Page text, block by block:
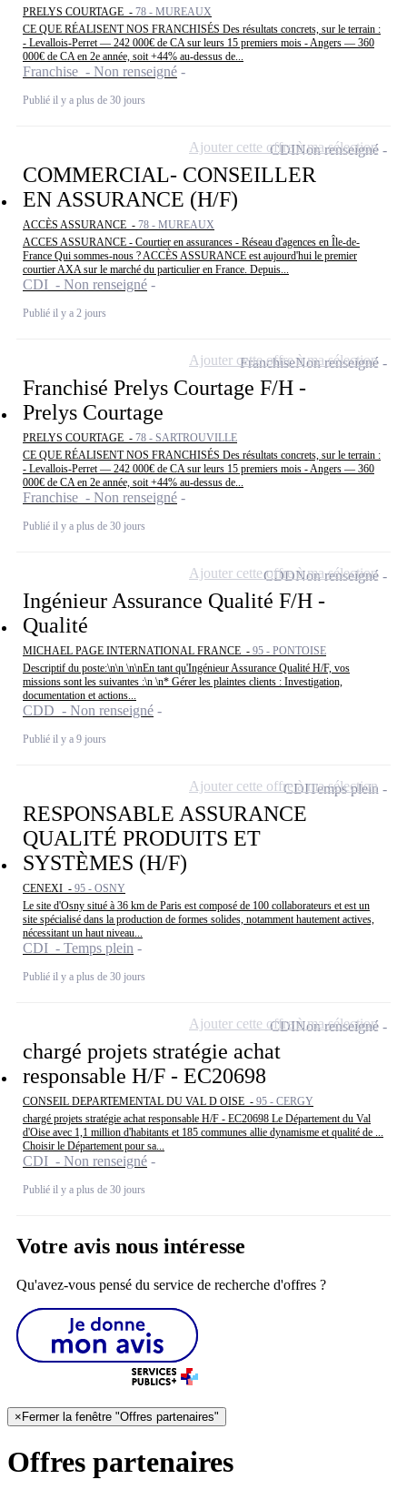
PRELYS COURTAGE - 78 - MUREAUX
CE QUE RÉALISENT NOS FRANCHISÉS Des résultats concrets, sur le terrain :
- Levallois-Perret — 242 000€ de CA sur leurs 15 premiers mois - Angers — 360
000€ de CA en 2e année, soit +44% au-dessus de...
Franchise - Non renseigné
Publié il y a plus de 30 jours
COMMERCIAL- CONSEILLER
EN ASSURANCE (H/F)
ACCÈS ASSURANCE - 78 - MUREAUX
ACCES ASSURANCE - Courtier en assurances - Réseau d'agences en Île-de-
France Qui sommes-nous ? ACCÈS ASSURANCE est aujourd'hui le premier
courtier AXA sur le marché du particulier en France. Depuis...
CDI - Non renseigné
Publié il y a 2 jours
CDINon renseigné
Ajouter cette offre à ma sélection
Franchisé Prelys Courtage F/H -
Prelys Courtage
PRELYS COURTAGE - 78 - SARTROUVILLE
CE QUE RÉALISENT NOS FRANCHISÉS Des résultats concrets, sur le terrain :
- Levallois-Perret — 242 000€ de CA sur leurs 15 premiers mois - Angers — 360
000€ de CA en 2e année, soit +44% au-dessus de...
Franchise - Non renseigné
Publié il y a plus de 30 jours
FranchiseNon renseigné
Ajouter cette offre à ma sélection
Ingénieur Assurance Qualité F/H -
Qualité
MICHAEL PAGE INTERNATIONAL FRANCE - 95 - PONTOISE
Descriptif du poste:\n\n \n\nEn tant qu'Ingénieur Assurance Qualité H/F, vos
missions sont les suivantes :\n \n* Gérer les plaintes clients : Investigation,
documentation et actions...
CDD - Non renseigné
Publié il y a 9 jours
CDDNon renseigné
Ajouter cette offre à ma sélection
RESPONSABLE ASSURANCE
QUALITÉ PRODUITS ET
SYSTÈMES (H/F)
CENEXI - 95 - OSNY
Le site d'Osny situé à 36 km de Paris est composé de 100 collaborateurs et est un
site spécialisé dans la production de formes solides, notamment hautement actives,
nécessitant un haut niveau...
CDI - Temps plein
Publié il y a plus de 30 jours
CDITemps plein
Ajouter cette offre à ma sélection
chargé projets stratégie achat
responsable H/F - EC20698
CONSEIL DEPARTEMENTAL DU VAL D OISE - 95 - CERGY
chargé projets stratégie achat responsable H/F - EC20698 Le Département du Val
d'Oise avec 1,1 million d'habitants et 185 communes allie dynamisme et qualité de ...
Choisir le Département pour sa...
CDI - Non renseigné
Publié il y a plus de 30 jours
CDINon renseigné
Ajouter cette offre à ma sélection
Votre avis nous intéresse
Qu'avez-vous pensé du service de recherche d'offres ?
×Fermer la fenêtre "Offres partenaires"
Offres partenaires